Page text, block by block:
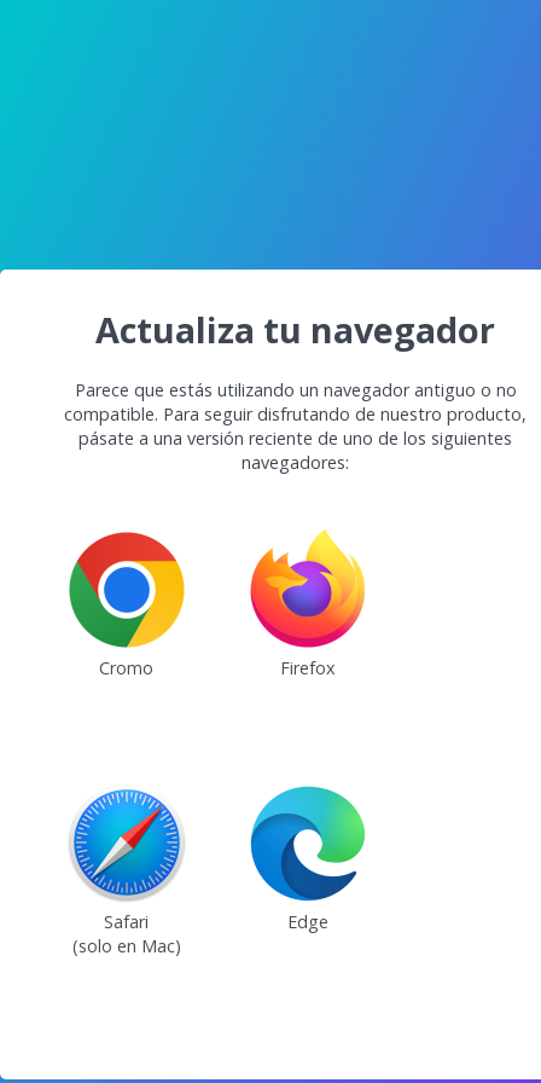
Actualiza tu navegador
Parece que estás utilizando un navegador antiguo o no
compatible. Para seguir disfrutando de nuestro producto,
pásate a una versión reciente de uno de los siguientes
navegadores:
Cromo Firefox
Safari
(solo en Mac)
Edge